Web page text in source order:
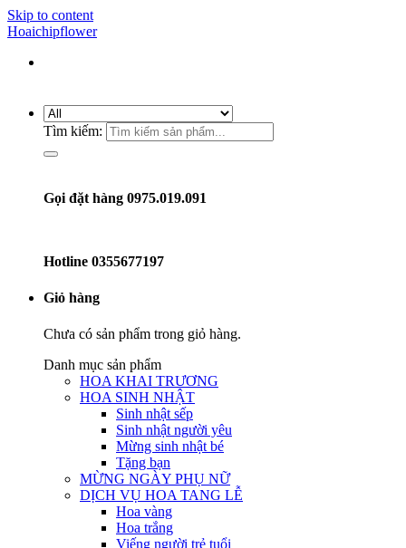
Skip to content
Hoaichipflower
Tìm kiếm:
Gọi đặt hàng 0975.019.091
Hotline 0355677197
Giỏ hàng
Chưa có sản phẩm trong giỏ hàng.
Danh mục sản phẩm
HOA KHAI TRƯƠNG
HOA SINH NHẬT
Sinh nhật sếp
Sinh nhật người yêu
Mừng sinh nhật bé
Tặng bạn
MỪNG NGÀY PHỤ NỮ
DỊCH VỤ HOA TANG LỄ
Hoa vàng
Hoa trắng
Viếng người trẻ tuổi